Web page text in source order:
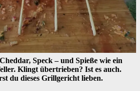
Speck – und Spieße wie ein
Klingt übertrieben? Ist es auch.
du dieses Grillgericht lieben.